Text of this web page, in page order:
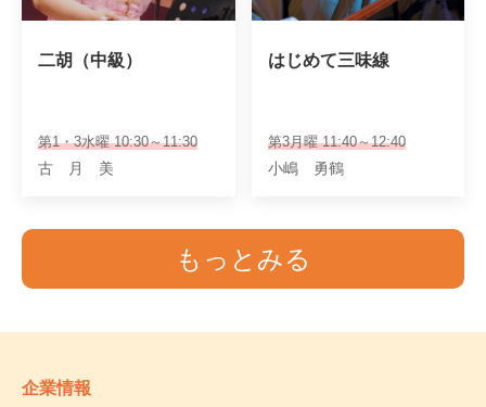
二胡（中級）
第1・3水曜 10:30～11:30
古 月 美
はじめて三味線
第3月曜 11:40～12:40
小嶋 勇鶴
もっとみる
企業情報